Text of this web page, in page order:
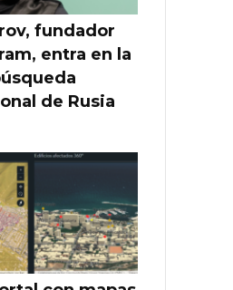
fundador
entra en la
de Rusia